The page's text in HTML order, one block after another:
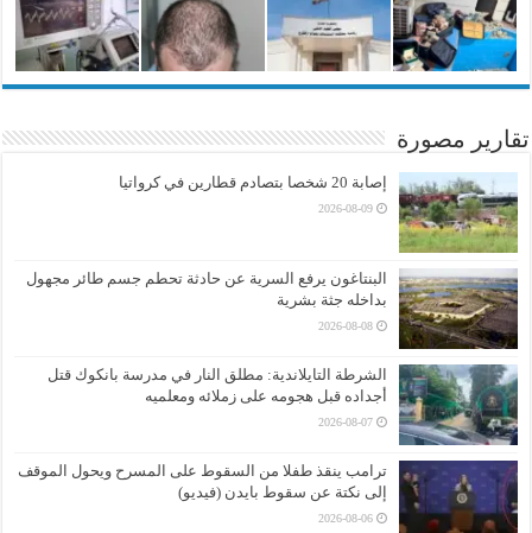
تقارير مصورة
إصابة 20 شخصا بتصادم قطارين في كرواتيا
2026-08-09
البنتاغون يرفع السرية عن حادثة تحطم جسم طائر مجهول
بداخله جثة بشرية
2026-08-08
الشرطة التايلاندية: مطلق النار في مدرسة بانكوك قتل
أجداده قبل هجومه على زملائه ومعلميه
2026-08-07
ترامب ينقذ طفلا من السقوط على المسرح ويحول الموقف
إلى نكتة عن سقوط بايدن (فيديو)
2026-08-06